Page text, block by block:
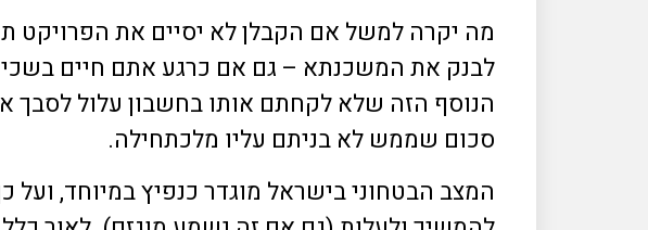
לבנק את המשכנתא – גם אם כרגע אתם חיים
הנוסף הזה שלא לקחתם אותו בחשבון עלול לסבך
סכום שממש לא בניתם עליו מלכתחילה.
המצב הבטחוני בישראל מוגדר כנפיץ במיוחד, ועל